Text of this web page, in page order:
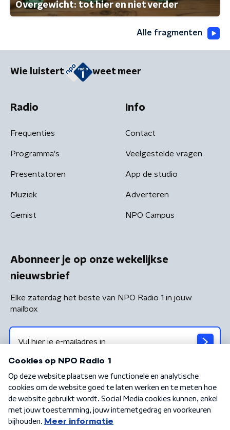
Overgewicht: tot hier en niet verder
Alle fragmenten
Wie luistert weet meer
Radio
Frequenties
Programma's
Presentatoren
Muziek
Gemist
Info
Contact
Veelgestelde vragen
App de studio
Adverteren
NPO Campus
Abonneer je op onze wekelijkse
nieuwsbrief
Elke zaterdag het beste van NPO Radio 1 in jouw
mailbox
Algemene voorwaarden